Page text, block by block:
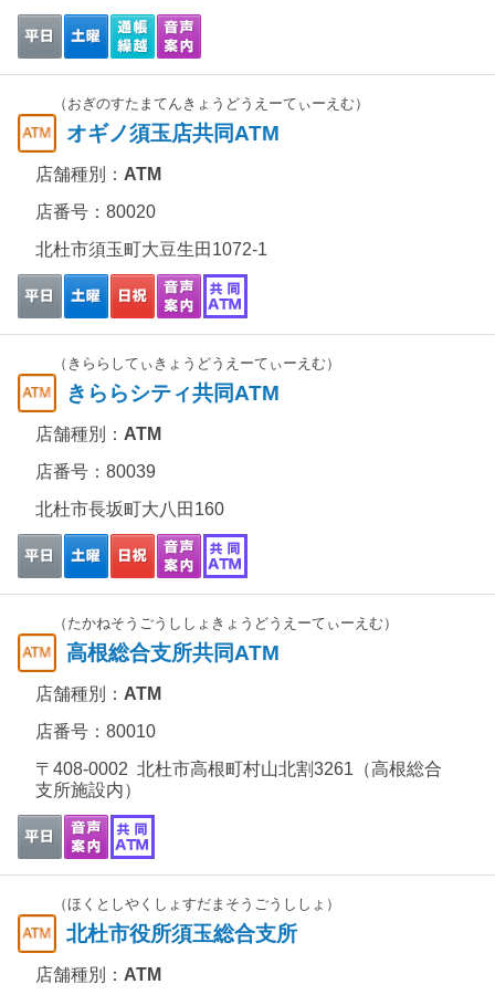
（おぎのすたまてんきょうどうえーてぃーえむ）
オギノ須玉店共同ATM
店舗種別： ATM
店番号：80020
北杜市須玉町大豆生田1072-1
（きららしてぃきょうどうえーてぃーえむ）
きららシティ共同ATM
店舗種別： ATM
店番号：80039
北杜市長坂町大八田160
（たかねそうごうししょきょうどうえーてぃーえむ）
高根総合支所共同ATM
店舗種別： ATM
店番号：80010
〒408-0002 北杜市高根町村山北割3261（高根総合
支所施設内）
（ほくとしやくしょすだまそうごうししょ）
北杜市役所須玉総合支所
店舗種別： ATM